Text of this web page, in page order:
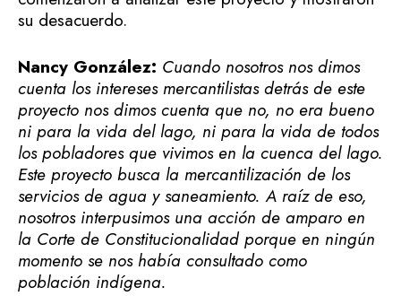
su desacuerdo.
Nancy González: Cuando nosotros nos dimos
cuenta los intereses mercantilistas detrás de este
proyecto nos dimos cuenta que no, no era bueno
ni para la vida del lago, ni para la vida de todos
los pobladores que vivimos en la cuenca del lago.
Este proyecto busca la mercantilización de los
servicios de agua y saneamiento. A raíz de eso,
nosotros interpusimos una acción de amparo en
la Corte de Constitucionalidad porque en ningún
momento se nos había consultado como
población indígena.